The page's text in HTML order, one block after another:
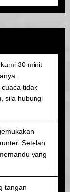
30 minit
cuaca tidak
sila hubungi
Setelah
yang
tangan